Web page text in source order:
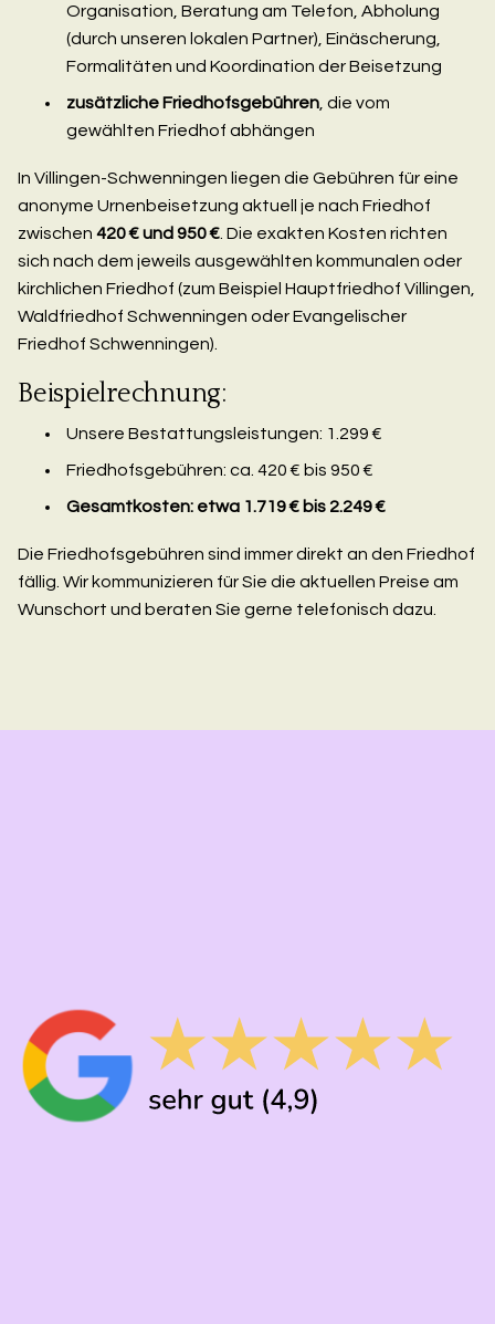
Organisation, Beratung am Telefon, Abholung
(durch unseren lokalen Partner), Einäscherung,
Formalitäten und Koordination der Beisetzung
zusätzliche Friedhofsgebühren , die vom
gewählten Friedhof abhängen
In Villingen-Schwenningen liegen die Gebühren für eine
anonyme Urnenbeisetzung aktuell je nach Friedhof
zwischen 420 € und 950 € . Die exakten Kosten richten
sich nach dem jeweils ausgewählten kommunalen oder
kirchlichen Friedhof (zum Beispiel Hauptfriedhof Villingen,
Waldfriedhof Schwenningen oder Evangelischer
Friedhof Schwenningen).
Beispielrechnung:
Unsere Bestattungsleistungen: 1.299 €
Friedhofsgebühren: ca. 420 € bis 950 €
Gesamtkosten: etwa 1.719 € bis 2.249 €
Die Friedhofsgebühren sind immer direkt an den Friedhof
fällig. Wir kommunizieren für Sie die aktuellen Preise am
Wunschort und beraten Sie gerne telefonisch dazu.